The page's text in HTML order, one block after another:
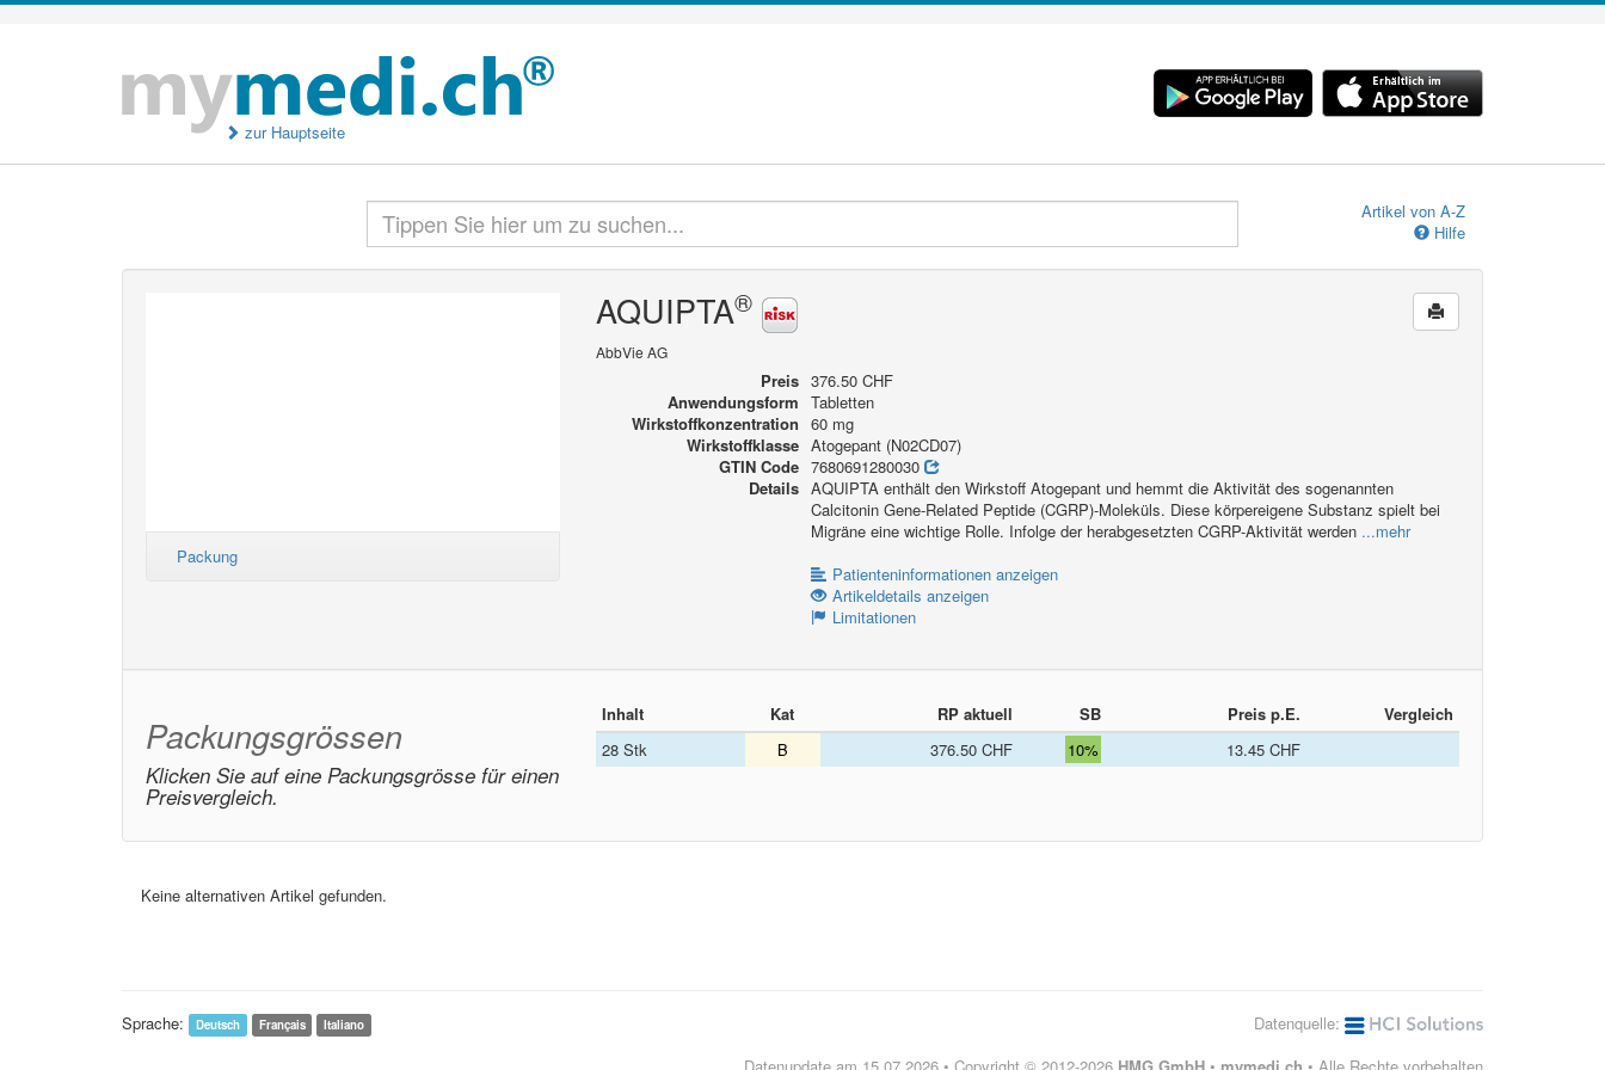
zur Hauptseite
Artikel von A-Z
Hilfe
Packung
AQUIPTA®
AbbVie AG
Preis 376.50 CHF
Anwendungsform Tabletten
Wirkstoffkonzentration 60 mg
Wirkstoffklasse Atogepant (N02CD07)
GTIN Code 7680691280030
Details AQUIPTA enthält den Wirkstoff Atogepant und hemmt die Aktivität des sogenannten
Calcitonin Gene-Related Peptide (CGRP)-Moleküls. Diese körpereigene Substanz spielt bei
Migräne eine wichtige Rolle. Infolge der herabgesetzten CGRP-Aktivität werden ...mehr
Patienteninformationen anzeigen
Artikeldetails anzeigen
Limitationen
Packungsgrössen
Klicken Sie auf eine Packungsgrösse für einen
Preisvergleich.
Inhalt Kat RP aktuell SB Preis p.E.
Vergleich
28 Stk
B 376.50 CHF 10% 13.45 CHF
Keine alternativen Artikel gefunden.
Sprache: Deutsch Français Italiano
Datenquelle: